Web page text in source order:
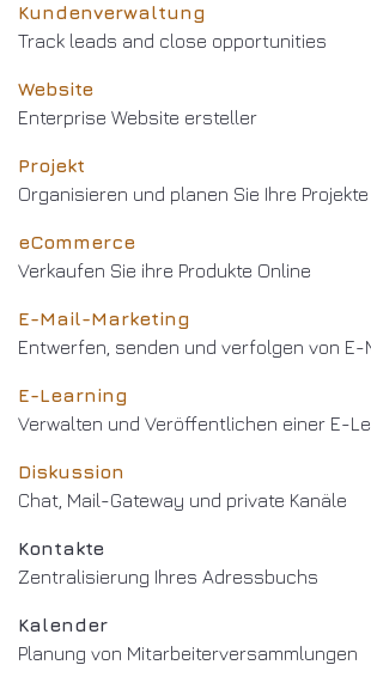
Kundenverwaltung
Track leads and close opportunities
Website
Enterprise Website ersteller
Projekt
Organisieren und planen Sie Ihre Projekte
eCommerce
Verkaufen Sie ihre Produkte Online
E-Mail-Marketing
Entwerfen, senden und verfolgen von E-
E-Learning
Verwalten und Veröffentlichen einer E-
Diskussion
Chat, Mail-Gateway und private Kanäle
Kontakte
Zentralisierung Ihres Adressbuchs
Kalender
Planung von Mitarbeiterversammlungen